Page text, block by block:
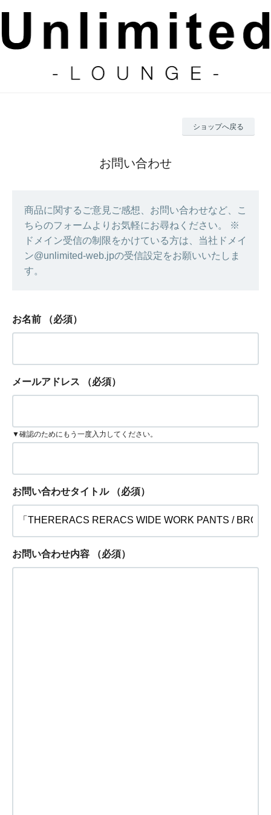
ショップへ戻る
お問い合わせ
商品に関するご意見ご感想、お問い合わせなど、こ
ちらのフォームよりお気軽にお尋ねください。 ※
ドメイン受信の制限をかけている方は、当社ドメイ
ン@unlimited-web.jpの受信設定をお願いいたしま
す。
お名前 （必須）
メールアドレス （必須）
▼確認のためにもう一度入力してください。
お問い合わせタイトル （必須）
お問い合わせ内容 （必須）